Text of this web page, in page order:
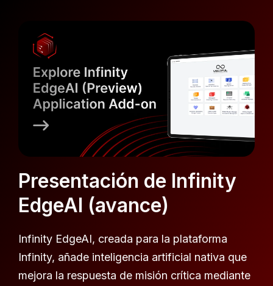
Presentación de Infinity
EdgeAI (avance)
Infinity EdgeAI, creada para la plataforma
Infinity, añade inteligencia artificial nativa que
mejora la respuesta de misión crítica mediante